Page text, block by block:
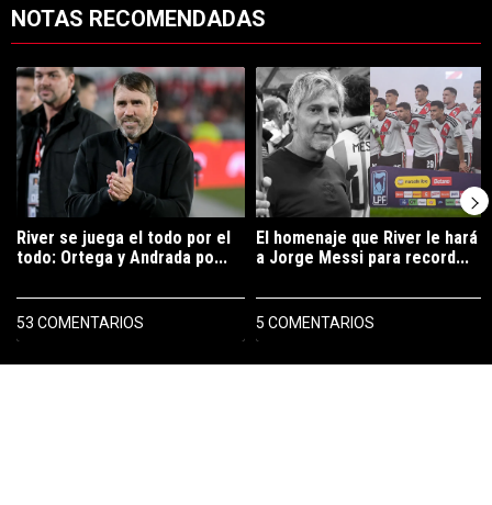
NOTAS RECOMENDADAS
Un artículo de tendencia con el título "River se juega el todo por el
River se juega el todo por el
todo: Ortega y Andrada po...
53 COMENTARIOS
Un artículo de tendencia con el
El homenaje que River le hará
a Jorge Messi para record...
5 COMENTARIOS